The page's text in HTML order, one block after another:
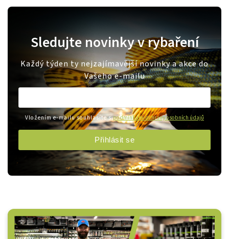
Sledujte novinky v rybaření
Každý týden ty nejzajímavější novinky a akce do
Vašeho e-mailu
Vložením e-mailu souhlasíte spodmínkami ochrany osobních údajů
Přihlásit se